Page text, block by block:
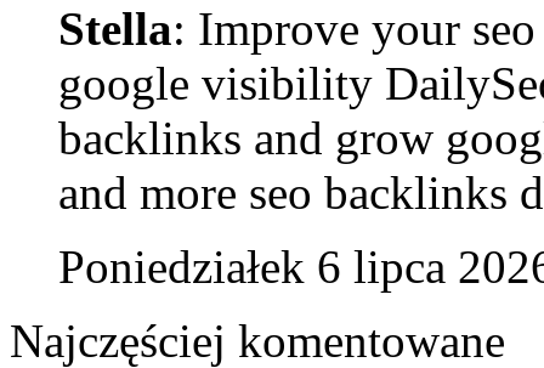
Stella: Improve your
google visibility
backlinks and grow
and more seo backlinks
Poniedziałek 6 lipca
Najczęściej komentowane